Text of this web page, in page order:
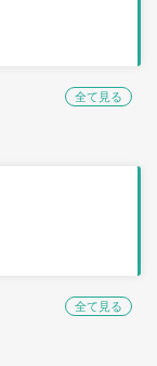
全て見る
全て見る